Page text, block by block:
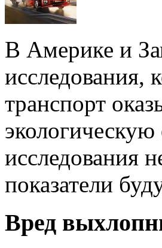
В Америке и
исследования,
транспорт
исследования
показатели
Вред